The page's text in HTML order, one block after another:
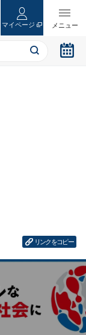
マイページ
リンクをコピー